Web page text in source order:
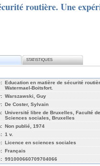
routière. Une
STATISTIQUES
Education en matière de sécurité
Watermael-Boitsfort.
Warszawski, Guy
De Coster, Sylvain
Université libre de Bruxelles, Faculté
Sciences sociales, Bruxelles
Non publié, 1974
1 v.
Licence en sciences sociales
Français
991000660709704066